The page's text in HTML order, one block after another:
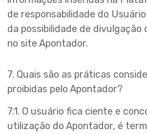
de responsabilidade do
da possibilidade de divulgação
no site Apontador.
7. Quais são as práticas
proibidas pelo Apontador?
7.1. O usuário fica ciente e
utilização do Apontador, é